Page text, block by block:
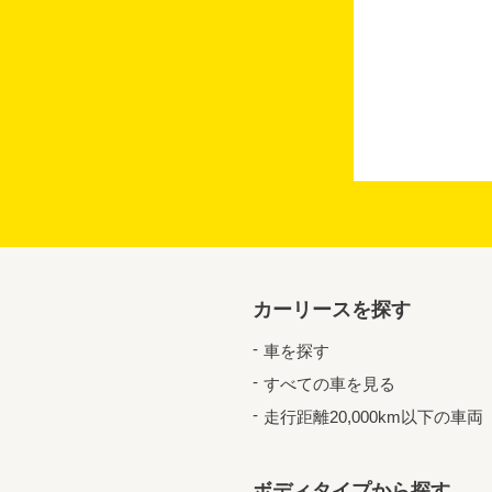
カーリースを探す
車を探す
すべての車を見る
走行距離20,000km以下の車両